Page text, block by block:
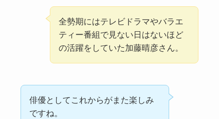
全勢期にはテレビドラマやバラエ
ティー番組で見ない日はないほど
の活躍をしていた加藤晴彦さん。
俳優としてこれからがまた楽しみ
ですね。